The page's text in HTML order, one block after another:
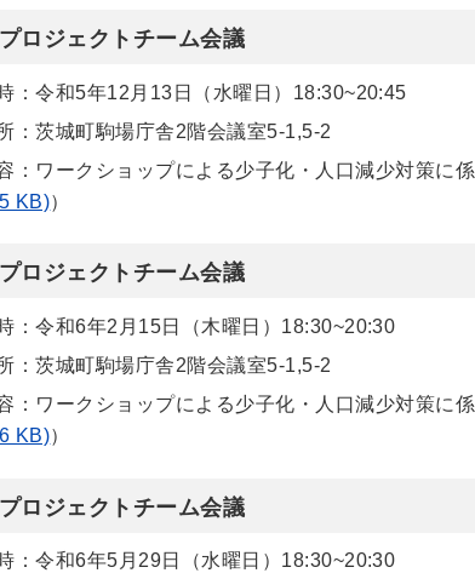
ロジェクトチーム会議
：令和5年12月13日（水曜日）18:30~20:45
：茨城町駒場庁舎2階会議室5-1,5-2
：ワークショップによる少子化・人口減少対策に
KB)）
ロジェクトチーム会議
：令和6年2月15日（木曜日）18:30~20:30
：茨城町駒場庁舎2階会議室5-1,5-2
：ワークショップによる少子化・人口減少対策に
KB)）
ロジェクトチーム会議
：令和6年5月29日（水曜日）18:30~20:30